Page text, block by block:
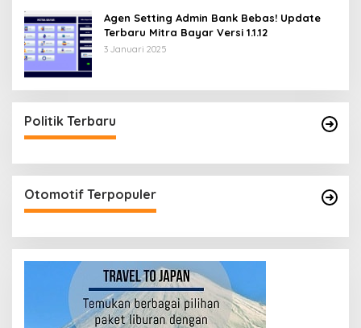
Agen Setting Admin Bank Bebas! Update
Terbaru Mitra Bayar Versi 1.1.12
3 Januari 2025
Politik Terbaru
Otomotif Terpopuler